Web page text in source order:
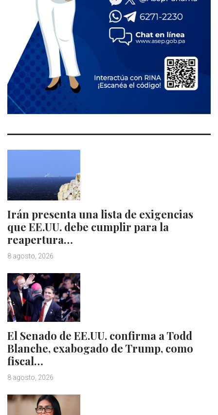
Irán presenta una lista de exigencias
que EE.UU. debe cumplir para la
reapertura…
8 agosto, 2026
El Senado de EE.UU. confirma a Todd
Blanche, exabogado de Trump, como
fiscal…
8 agosto, 2026